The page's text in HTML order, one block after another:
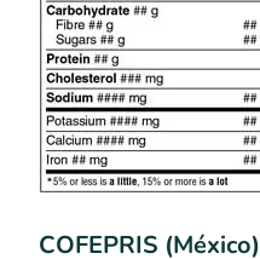
COFEPRIS (México)